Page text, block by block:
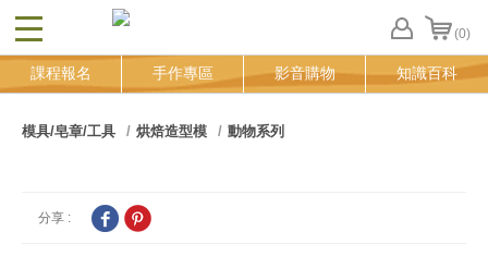
CLOSE (0)
FB
登
課程報名 手作專區 影音購物 知識百科
模具/皂章/工具 烘焙造型模 動物系列
分享 :